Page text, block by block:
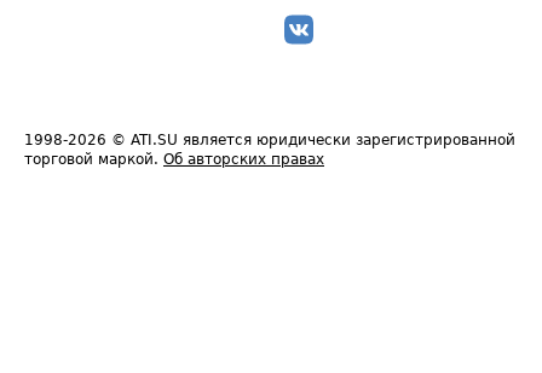
1998-2026 © ATI.SU является юридически зарегистрированной
торговой маркой. Об авторских правах